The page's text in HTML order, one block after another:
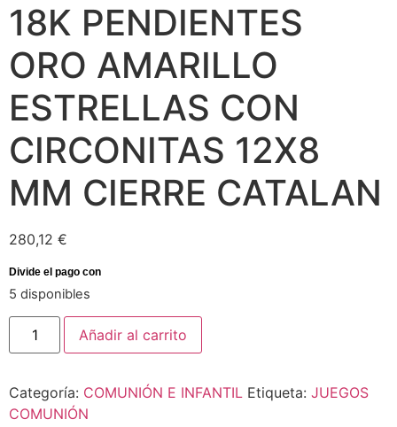
18K PENDIENTES
ORO AMARILLO
ESTRELLAS CON
CIRCONITAS 12X8
MM CIERRE CATALAN
280,12 €
5 disponibles
Añadir al carrito
Categoría: COMUNIÓN E INFANTIL Etiqueta: JUEGOS
COMUNIÓN